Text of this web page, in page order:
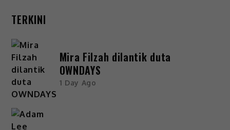
TERKINI
Mira Filzah dilantik duta
OWNDAYS
1 Day Ago